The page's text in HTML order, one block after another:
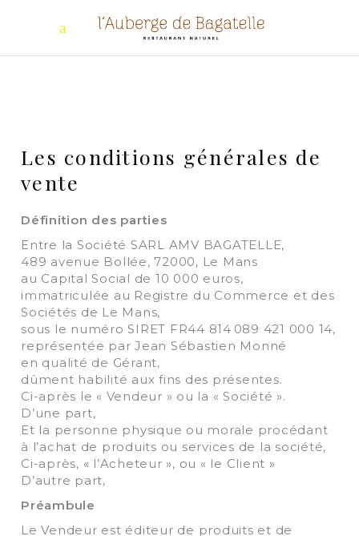
Les conditions générales de
vente
Définition des parties
Entre la Société SARL AMV BAGATELLE,
489 avenue Bollée, 72000, Le Mans
au Capital Social de 10 000 euros,
immatriculée au Registre du Commerce et des
Sociétés de Le Mans,
sous le numéro SIRET FR44 814 089 421 000 14,
représentée par Jean Sébastien Monné
en qualité de Gérant,
dûment habilité aux fins des présentes.
Ci-après le « Vendeur » ou la « Société ».
D’une part,
Et la personne physique ou morale procédant
à l’achat de produits ou services de la société,
Ci-après, « l’Acheteur », ou « le Client »
D’autre part,
Préambule
Le Vendeur est éditeur de produits et de